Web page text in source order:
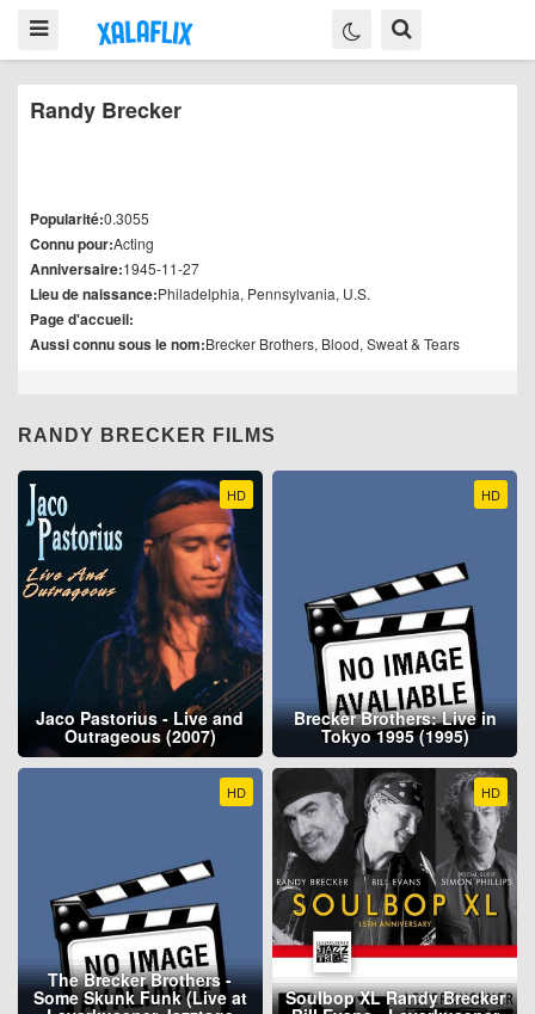
Randy Brecker
Popularité:0.3055
Connu pour:Acting
Anniversaire:1945-11-27
Lieu de naissance:Philadelphia, Pennsylvania, U.S.
Page d'accueil:
Aussi connu sous le nom:Brecker Brothers, Blood, Sweat & Tears
RANDY BRECKER FILMS
HD
Jaco Pastorius - Live and
Outrageous (2007)
HD
Brecker Brothers: Live in
Tokyo 1995 (1995)
HD
The Brecker Brothers -
Some Skunk Funk (Live at
HD
Soulbop XL Randy Brecker